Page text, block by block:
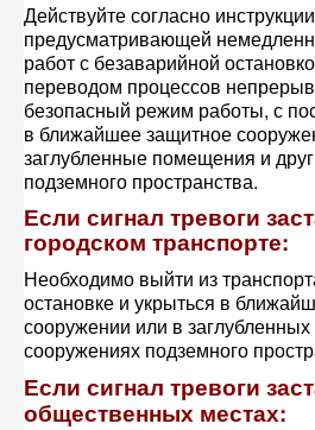
Действуйте согласно
предусматривающей
работ с безаварийной
переводом процессов
безопасный режим работы, с
в ближайшее защитное
заглубленные помещения и
подземного пространства.
Если сигнал тревоги
городском транспорте:
Необходимо выйти из
остановке и укрыться в
сооружении или в
сооружениях подземного
Если сигнал тревоги
общественных местах: